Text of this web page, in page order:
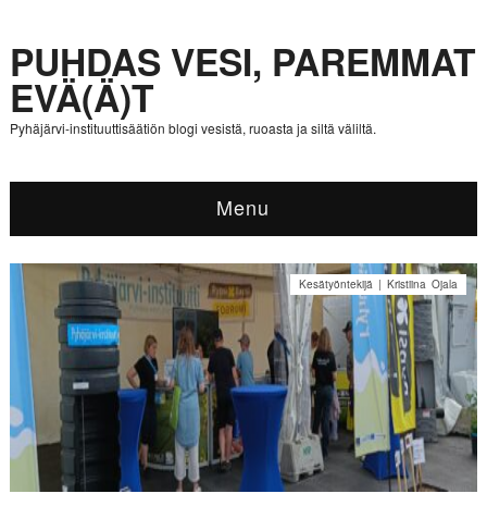
PUHDAS VESI, PAREMMAT
EVÄ(Ä)T
Pyhäjärvi-instituuttisäätiön blogi vesistä, ruoasta ja siltä väliltä.
Menu
Kesätyöntekijä | Kristiina Ojala